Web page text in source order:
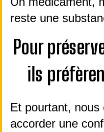
reste une
Pour
ils
Et pourtant,
accorder une